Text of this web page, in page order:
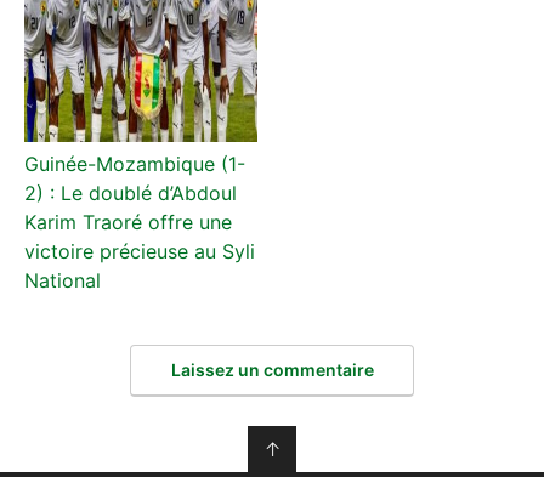
Guinée-Mozambique (1-
2) : Le doublé d’Abdoul
Karim Traoré offre une
victoire précieuse au Syli
National
Laissez un commentaire
↑